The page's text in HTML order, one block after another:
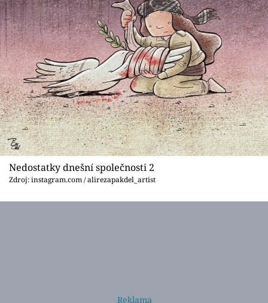
Nedostatky dnešní společnosti 2
Zdroj: instagram.com / alirezapakdel_artist